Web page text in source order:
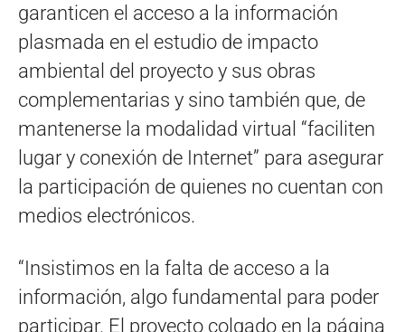
garanticen el acceso a la información
plasmada en el estudio de impacto
ambiental del proyecto y sus obras
complementarias y sino también que, de
mantenerse la modalidad virtual “faciliten
lugar y conexión de Internet” para asegurar
la participación de quienes no cuentan con
medios electrónicos.
“Insistimos en la falta de acceso a la
información, algo fundamental para poder
participar. El proyecto colgado en la página